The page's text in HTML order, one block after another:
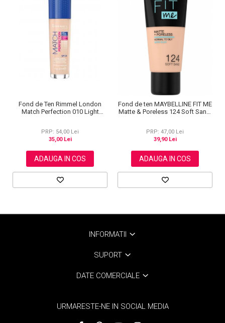
Fond de Ten Rimmel London
Match Perfection 010 Light
PRP: 54,00 Lei
35,00 Lei
ADAUGA IN COS
Fond de ten MAYBELLINE FIT ME
Matte & Poreless 124 Soft Sand,
PRP: 47,00 Lei
39,90 Lei
ADAUGA IN COS
INFORMATII
SUPORT
DATE COMERCIALE
URMARESTE-NE IN SOCIAL MEDIA